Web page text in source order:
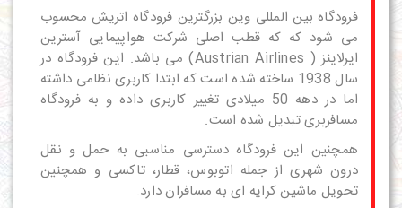
فرودگاه بین المللی وین بزرگترین فرودگاه اتریش محسوب
می شود که که قطب اصلی شرکت هواپیمایی آسترین
ایرلاینز ( Austrian Airlines) می باشد. این فرودگاه در
سال 1938 ساخته شده است که ابتدا کاربری نظامی داشته
اما در دهه 50 میلادی تغییر کاربری داده و به فرودگاه
مسافربری تبدیل شده است.
همچنین این فرودگاه دسترسی مناسبی به حمل و نقل
درون شهری از جمله اتوبوس، قطار، تاکسی و همچنین
تحویل ماشین کرایه ای به مسافران دارد.